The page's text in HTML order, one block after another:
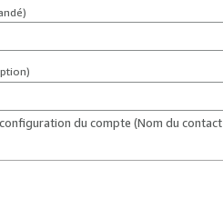
du compte (Nom du